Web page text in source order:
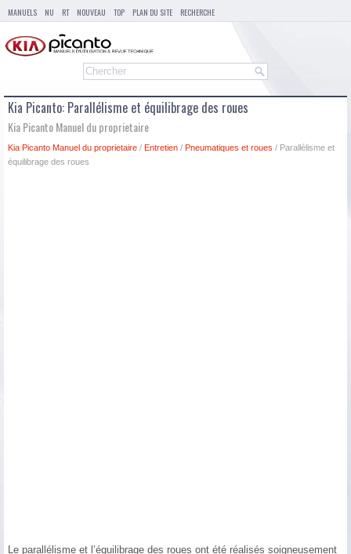
MANUELS NU RT NOUVEAU TOP PLAN DU SITE RECHERCHE
Kia Picanto: Parallélisme et équilibrage des roues
Kia Picanto Manuel du proprietaire
Kia Picanto Manuel du proprietaire / Entretien / Pneumatiques et roues / Parallélisme et
équilibrage des roues
Le parallélisme et l’équilibrage des roues ont été réalisés soigneusement